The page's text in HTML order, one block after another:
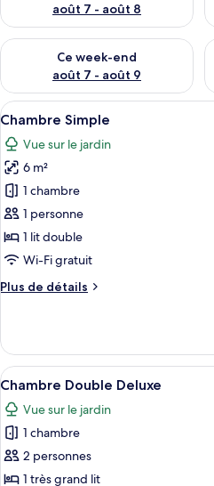
août 7 - août 8
Ce week-end
août 7 - août 9
Vérifier la disponibilité pour ce
Afficher
toutes
les
photos
pour
ce
type
de
chambre :
Chambre
6
Chambre Simple
Vue sur le jardin
6 m²
1 chambre
1 personne
1 lit double
Wi-Fi gratuit
Plus de détails
Plus
le
type
de
chambre
Chambre
Simple
Afficher
toutes
les
photos
pour
ce
9
Chambre Double Deluxe
Vue sur le jardin
1 chambre
2 personnes
1 très grand lit